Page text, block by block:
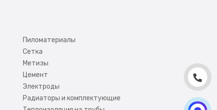
Пиломатериалы
Сетка
Метизы
Цемент
Электроды
Радиаторы и комплектующие